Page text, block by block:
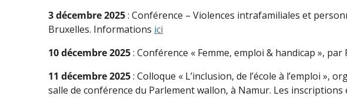
3 décembre 2025: Conférence – Violences intrafamiliales et
Bruxelles. Informations ici
10 décembre 2025: Conférence « Femme, emploi & handicap »,
11 décembre 2025: Colloque « L’inclusion, de l’école à l’emploi »,
salle de conférence du Parlement wallon, à Namur. Les